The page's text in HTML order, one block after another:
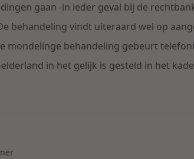
Energie
Zorg & Sociaal domein
Lees meer
gaan -in ieder geval bij de
behandeling vindt uiteraard wel op
mondelinge behandeling gebeurt
in het gelijk is gesteld in het